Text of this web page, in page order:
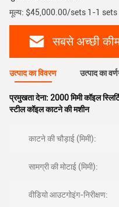
मूल्य: $45,000.00/sets 1-1 sets
सबसे अच्छी
उत्पाद का विवरण उत्पाद का
प्रमुखता देना: 2000 मिमी कॉइल
स्टील कॉइल काटने की मशीन
काटने की चौड़ाई (मिमी):
सामग्री की मोटाई (मिमी):
वीडियो आउटगोइंग-निरीक्षण: